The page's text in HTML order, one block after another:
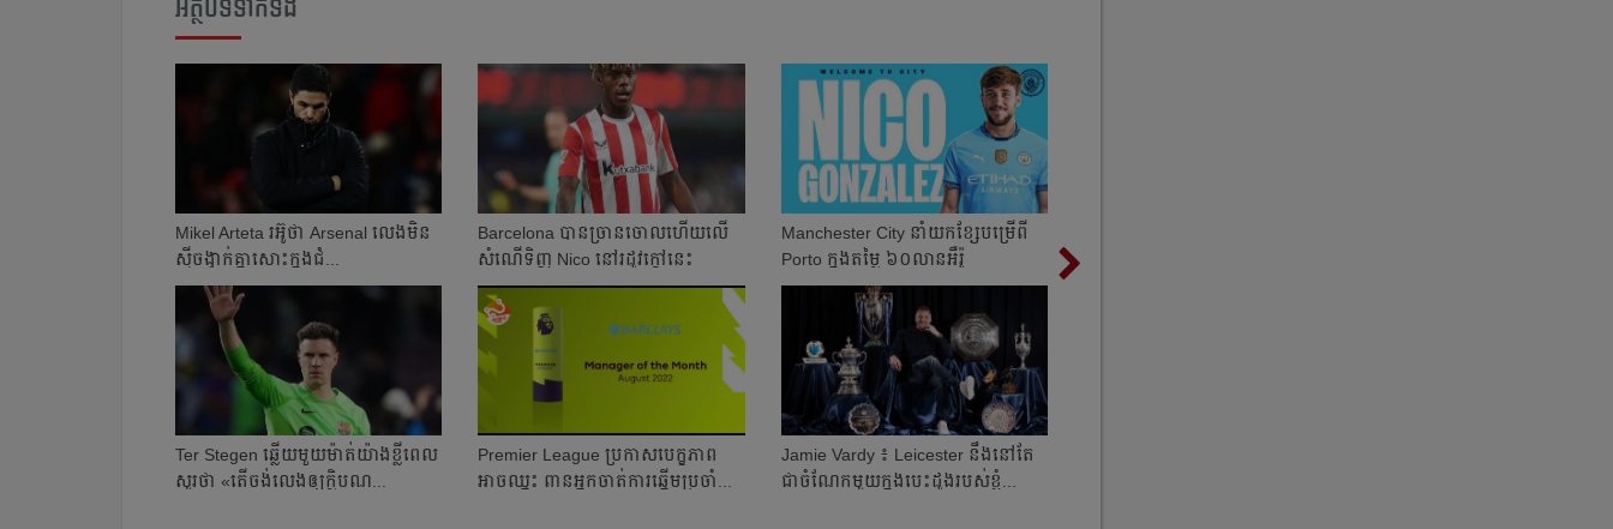
អត្ថបទទាក់ទង
Mikel Arteta ​រអ៊ូ​ថា​​ Arsenal លេង​មិន​
ស៊ី​ចង្វាក់​គ្នា​​សោះ​ក្នុង​ជំ...
Barcelona បាន​ច្រាន​​ចោល​ហើយ​លើ​
សំណើ​ទិញ Nico នៅ​រដូវ​ក្ដៅ​នេះ​
Manchester City នាំ​យក​ខ្សែ​បម្រើ​ពី
Porto ​ក្នុង​តម្លៃ​ ៦០​លាន​អឺរ៉ូ​
Ter Stegen ឆ្លើយ​មួយ​ម៉ាត់​យ៉ាង​ខ្លី​ពេល​
សួរថា «តើ​ចង់​លេង​ឲ្យ​ក្លិប​ណ...
Premier League ប្រកាស​បេក្ខភាព​​
អាច​ឈ្នះ​ ពាន​អ្នកចាត់ការ​ឆ្នើម​ប្រចាំ...
Jamie Vardy ៖ Leicester នឹង​នៅ​តែ​
ជា​ចំណែក​មួយ​ក្នុង​បេះដូង​របស់​ខ្ញុំ...